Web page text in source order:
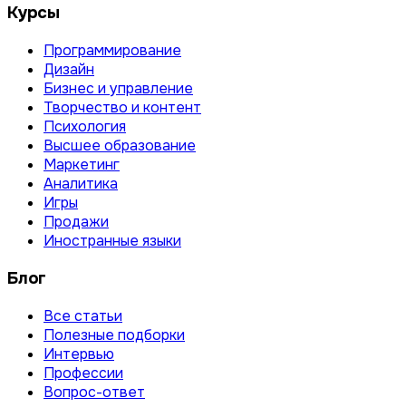
Курсы
Программирование
Дизайн
Бизнес и управление
Творчество и контент
Психология
Высшее образование
Маркетинг
Аналитика
Игры
Продажи
Иностранные языки
Блог
Все статьи
Полезные подборки
Интервью
Профессии
Вопрос-ответ